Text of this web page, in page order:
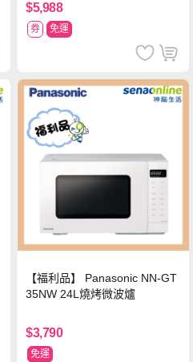
$5,988
券 免運
【福利品】 Panasonic NN-GT
35NW 24L燒烤微波爐
$3,790
免運